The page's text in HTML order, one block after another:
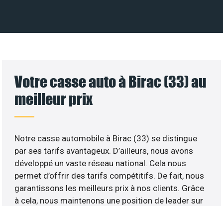
Votre casse auto à Birac (33) au
meilleur prix
Notre casse automobile à Birac (33) se distingue
par ses tarifs avantageux. D’ailleurs, nous avons
développé un vaste réseau national. Cela nous
permet d’offrir des tarifs compétitifs. De fait, nous
garantissons les meilleurs prix à nos clients. Grâce
à cela, nous maintenons une position de leader sur